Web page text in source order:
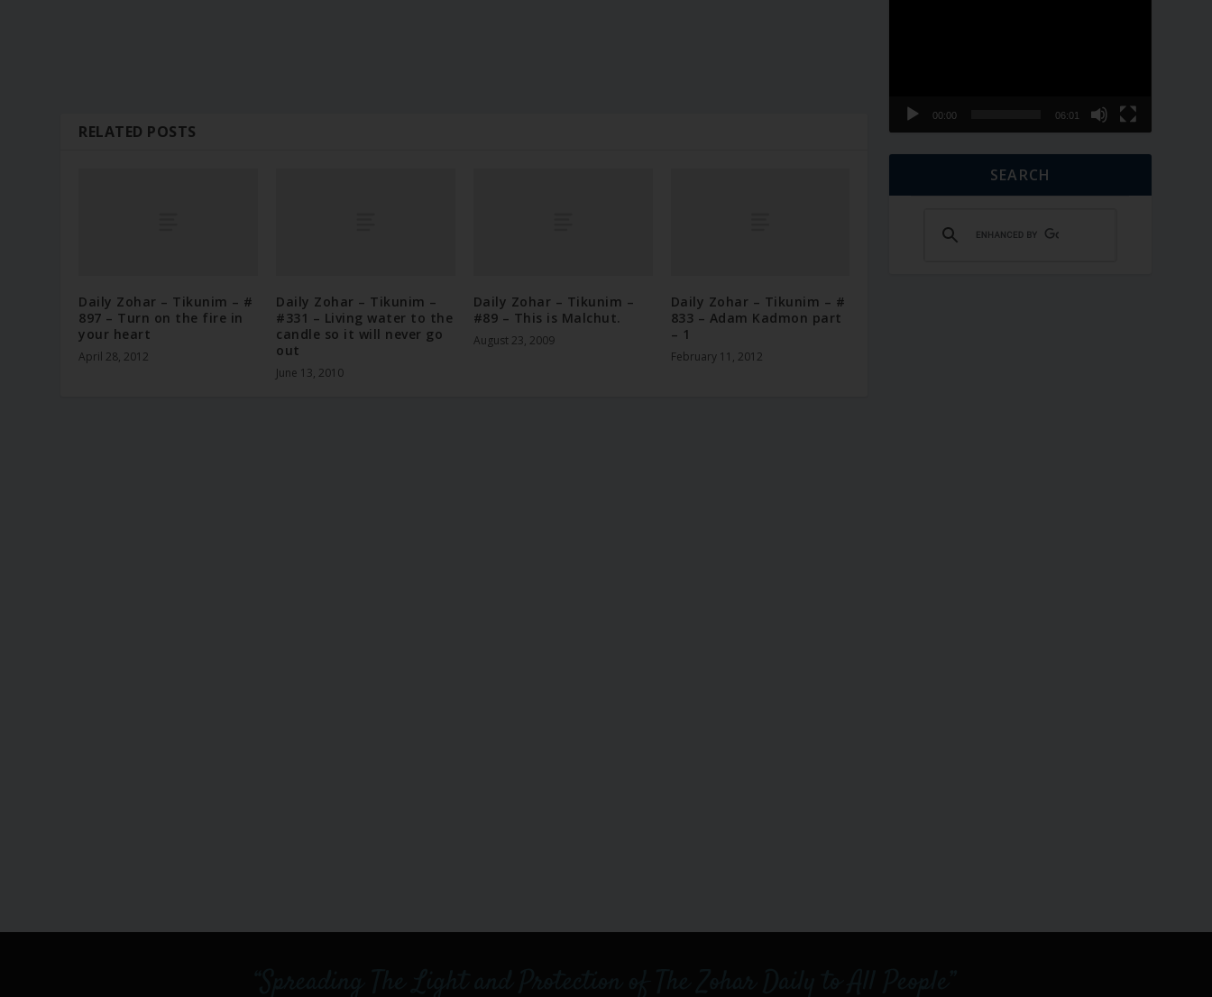
RELATED POSTS
Daily Zohar – Tikunim – #
897 – Turn on the fire in
your heart
April 28, 2012
Daily Zohar – Tikunim –
#331 – Living water to the
candle so it will never go
out
June 13, 2010
Daily Zohar – Tikunim –
#89 – This is Malchut.
August 23, 2009
Daily Zohar – Tikunim – #
833 – Adam Kadmon part
– 1
February 11, 2012
00:00 06:01
SEARCH